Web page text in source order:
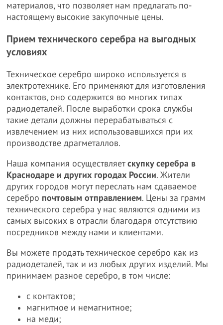
материалов, что позволяет нам предлагать по-
настоящему высокие закупочные цены.
Прием технического серебра на выгодных
условиях
Техническое серебро широко используется в
электротехнике. Его применяют для изготовления
контактов, оно содержится во многих типах
радиодеталей. После выработки срока службы
такие детали должны перерабатываться с
извлечением из них использовавшихся при их
производстве драгметаллов.
Наша компания осуществляетскупку серебра в
Краснодаре и других городах России. Жители
других городов могут переслать нам сдаваемое
серебро почтовым отправлением. Цены за грамм
технического серебра у нас являются одними из
самых высоких в отрасли благодаря отсутствию
посредников между нами и клиентами.
Вы можете продать техническое серебро как из
радиодеталей, так и из любых других изделий. Мы
принимаем разное серебро, в том числе:
с контактов;
магнитное и немагнитное;
на меди;